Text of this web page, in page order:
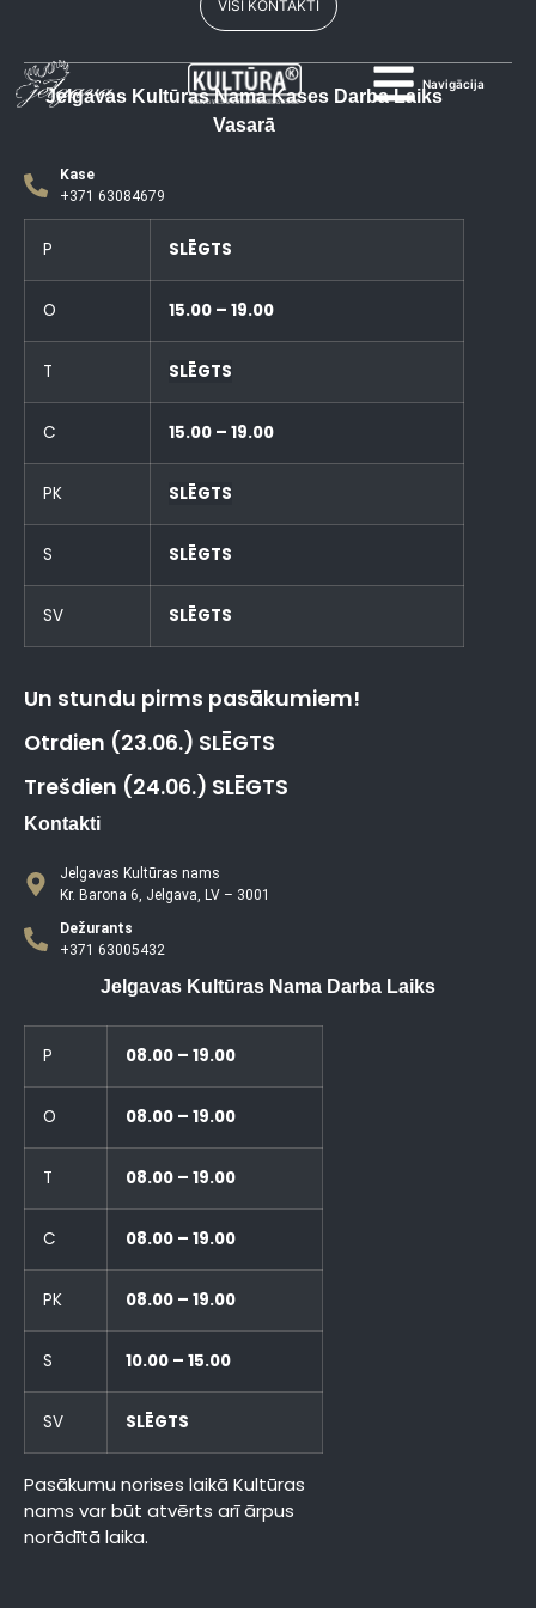
Navigācija
VISI KONTAKTI
Jelgavas Kultūras Nama Kases Darba Laiks
Vasarā
Kase
+371 63084679
P SLĒGTS
O 15.00 – 19.00
T SLĒGTS
C 15.00 – 19.00
PK SLĒGTS
S SLĒGTS
SV SLĒGTS
Un stundu pirms pasākumiem!
Otrdien (23.06.) SLĒGTS
Trešdien (24.06.) SLĒGTS
Kontakti
Jelgavas Kultūras nams
Kr. Barona 6, Jelgava, LV – 3001
Dežurants
+371 63005432
Jelgavas Kultūras Nama Darba Laiks
P 08.00 – 19.00
O 08.00 – 19.00
T 08.00 – 19.00
C 08.00 – 19.00
PK 08.00 – 19.00
S 10.00 – 15.00
SV SLĒGTS
Pasākumu norises laikā Kultūras
nams var būt atvērts arī ārpus
norādītā laika.